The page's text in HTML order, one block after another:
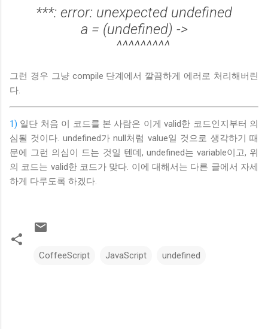
***: error: unexpected undefined
a = (undefined) ->
^^^^^^^^^
그런 경우 그냥 compile 단계에서 깔끔하게 에러로 처리해버린
다.
1) 일단 처음 이 코드를 본 사람은 이게 valid한 코드인지부터 의
심될 것이다. undefined가 null처럼 value일 것으로 생각하기 때
문에 그런 의심이 드는 것일 텐데, undefined는 variable이고, 위
의 코드는 valid한 코드가 맞다. 이에 대해서는 다른 글에서 자세
하게 다루도록 하겠다.
CoffeeScript JavaScript undefined